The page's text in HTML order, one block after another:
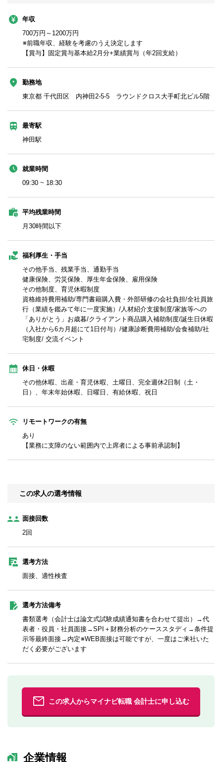
年収
700万円～1200万円
※前職年収、経験を考慮のうえ決定します
【賞与】固定賞与基本給2月分+業績賞与（年2回支給）
勤務地
東京都 千代田区 内神田2-5-5 ラウンドクロス大手町北ビル5階
最寄駅
神田駅
就業時間
09:30 ~ 18:30
平均残業時間
月30時間以下
福利厚生・手当
その他手当、残業手当、通勤手当
健康保険、労災保険、厚生年金保険、雇用保険
その他制度、育児休暇制度
資格維持費用補助/専門書籍購入費・外部研修の会社負担/全社員旅
行（業績を鑑みて年に一度実施）/人材紹介支援制度/家族等への
「ありがとう」お歳暮/クライアント商品購入補助制度/誕生日休暇
（入社から6カ月超にて1日付与）/健康診断費用補助/会食補助/社
宅制度/ 交流イベント
休日・休暇
その他休暇、出産・育児休暇、土曜日、完全週休2日制（土・
日）、年末年始休暇、日曜日、有給休暇、祝日
リモートワークの有無
あり
【業務に支障のない範囲内で上席者による事前承認制】
この求人の選考情報
面接回数
2回
選考方法
面接、適性検査
選考方法備考
書類選考（会計士は論文式試験成績通知書を合わせて提出）→代
表者・役員・社員面接→SPI＋財務分析のケーススタディ→条件提
示等最終面接→内定※WEB面接は可能ですが、一度はご来社いた
だく必要がございます
この求人からマイナビ転職 会計士に申し込む
企業情報